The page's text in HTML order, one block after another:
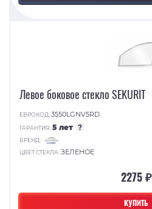
КУПИТЬ
Левое боковое стекло SEKURIT
ЕВРОКОД:3550LGNV5RD
ГАРАНТИЯ:5 лет ?
БРЕНД:
ЦВЕТ СТЕКЛА:ЗЕЛЕНОЕ
2275 ₽